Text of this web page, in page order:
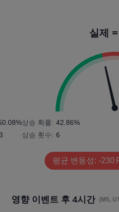
실제
상승 확률: 42.86%
상승 횟수: 6
평균 변동성: -230
영향 이벤트 후 4시간 (M5,